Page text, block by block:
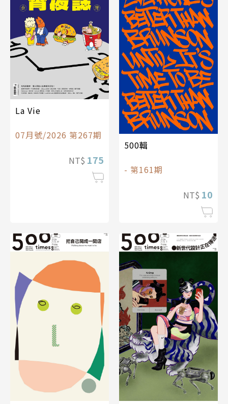
La Vie
07月號/2026 第267期
NT$ 175
500輯
- 第161期
NT$ 10